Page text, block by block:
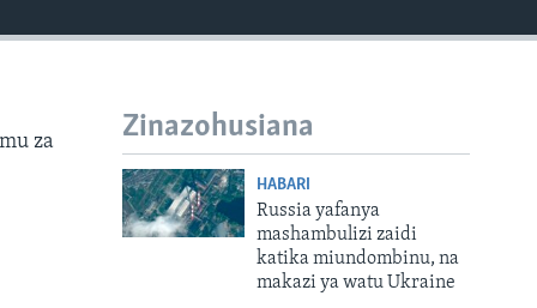
za
Zinazohusiana
HABARI
Russia yafanya
mashambulizi zaidi
katika miundombinu, na
makazi ya watu Ukraine